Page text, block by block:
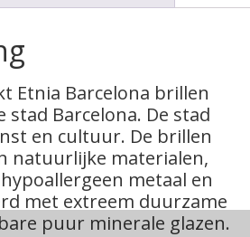
Etnia Barcelona brillen
stad Barcelona. De stad
en cultuur. De brillen
natuurlijke materialen,
metaal en
met extreem duurzame
puur minerale glazen.